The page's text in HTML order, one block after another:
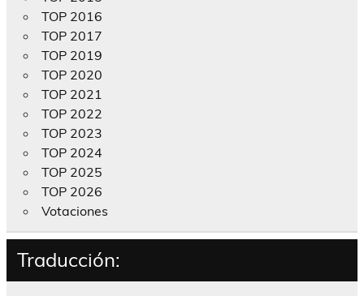
TOP 2016
TOP 2017
TOP 2019
TOP 2020
TOP 2021
TOP 2022
TOP 2023
TOP 2024
TOP 2025
TOP 2026
Votaciones
Traducción: